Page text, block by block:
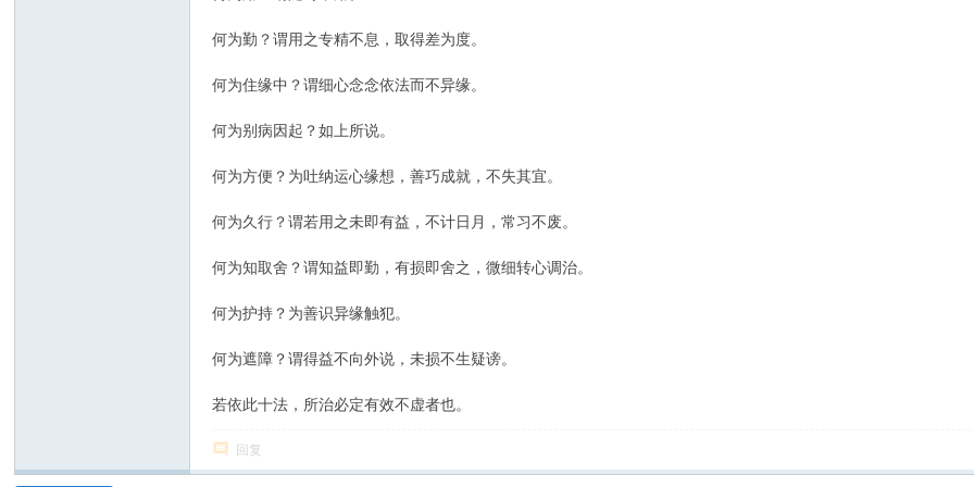
何为勤？谓用之专精不息，取得差为度。
何为住缘中？谓细心念念依法而不异缘。
何为别病因起？如上所说。
何为方便？为吐纳运心缘想，善巧成就，不失其宜。
何为久行？谓若用之未即有益，不计日月，常习不废。
何为知取舍？谓知益即勤，有损即舍之，微细转心调治。
何为护持？为善识异缘触犯。
何为遮障？谓得益不向外说，未损不生疑谤。
若依此十法，所治必定有效不虚者也。
回复